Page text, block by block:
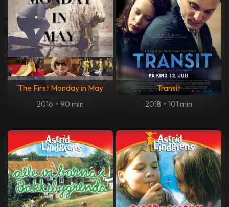
The First Monday in May
2016 • 90 min
Transit
2018 • 101 min